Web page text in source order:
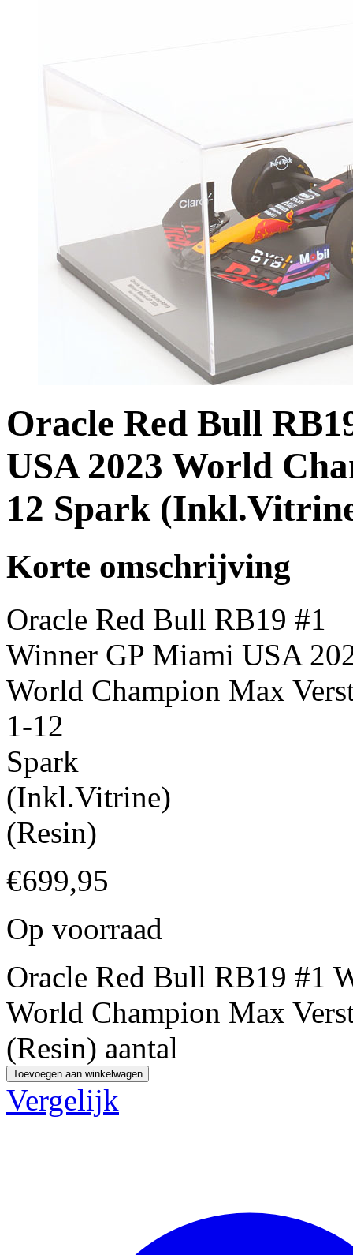
Oracle Red Bull
USA 2023 World
12 Spark
Korte omschrijving
Oracle Red Bull RB19 #1
Winner GP Miami USA
World Champion Max
1-12
Spark
(Inkl.Vitrine)
(Resin)
€699,95
Op voorraad
Oracle Red Bull RB19 #1
World Champion Max
(Resin) aantal
Toevoegen aan winkelwagen
Vergelijk